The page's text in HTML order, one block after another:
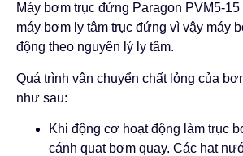
Máy bơm trục đứng Paragon PVM5-
máy bơm ly tâm trục đứng vì vậy máy
động theo nguyên lý ly tâm.
Quá trình vận chuyển chất lỏng của
như sau:
Khi động cơ hoạt động làm trục
cánh quạt bơm quay. Các hạt